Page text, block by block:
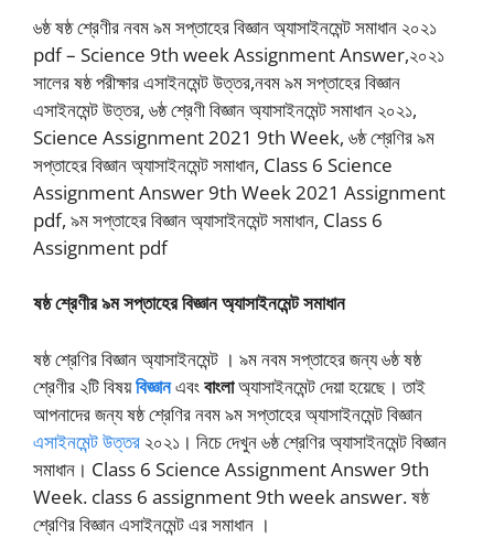
৬ষ্ঠ ষষ্ঠ শ্রেণীর নবম ৯ম সপ্তাহের বিজ্ঞান অ্যাসাইনমেন্ট সমাধান ২০২১
pdf – Science 9th week Assignment Answer,২০২১
সালের ষষ্ঠ পরীক্ষার এসাইনমেন্ট উত্তর,নবম ৯ম সপ্তাহের বিজ্ঞান
এসাইনমেন্ট উত্তর, ৬ষ্ঠ শ্রেণী বিজ্ঞান অ্যাসাইনমেন্ট সমাধান ২০২১,
Science Assignment 2021 9th Week, ৬ষ্ঠ শ্রেণির ৯ম
সপ্তাহের বিজ্ঞান অ্যাসাইনমেন্ট সমাধান, Class 6 Science
Assignment Answer 9th Week 2021 Assignment
pdf, ৯ম সপ্তাহের বিজ্ঞান অ্যাসাইনমেন্ট সমাধান, Class 6
Assignment pdf
ষষ্ঠশ্রেণীর৯মসপ্তাহেরবিজ্ঞানঅ্যাসাইনমেন্টসমাধান
ষষ্ঠ শ্রেণির বিজ্ঞান অ্যাসাইনমেন্ট । ৯ম নবম সপ্তাহের জন্য ৬ষ্ঠ ষষ্ঠ
শ্রেণীর ২টি বিষয়বিজ্ঞানএবংবাংলাঅ্যাসাইনমেন্ট দেয়া হয়েছে। তাই
আপনাদের জন্য ষষ্ঠ শ্রেণির নবম ৯ম সপ্তাহের অ্যাসাইনমেন্ট বিজ্ঞান
এসাইনমেন্ট উত্তর ২০২১। নিচে দেখুন ৬ষ্ঠ শ্রেণির অ্যাসাইনমেন্ট বিজ্ঞান
সমাধান। Class 6 Science Assignment Answer 9th
Week. class 6 assignment 9th week answer. ষষ্ঠ
শ্রেণির বিজ্ঞান এসাইনমেন্ট এর সমাধান ।